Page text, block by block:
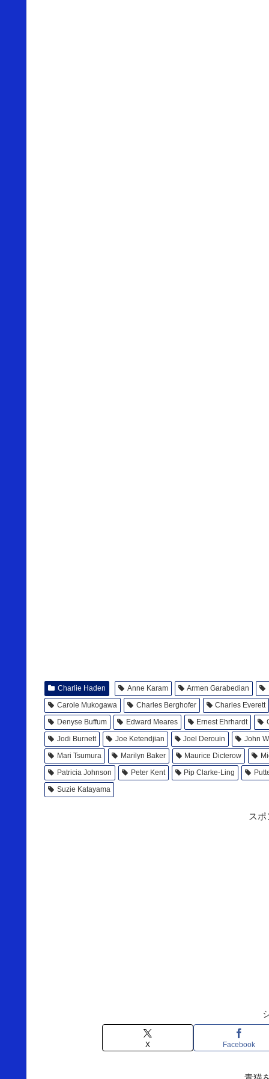
Charlie Haden Anne Karam Armen Garabedian
Carole Mukogawa
Charles Berghofer
Charles Everett
Denyse Buffum
Edward Meares Ernest Ehrhardt
Jodi Burnett
Joe Ketendjian Joel Derouin
John
Mari Tsumura
Marilyn Baker Maurice Dicterow
Patricia Johnson
Peter Kent Pip Clarke-Ling
Suzie Katayama
ス
X Facebook